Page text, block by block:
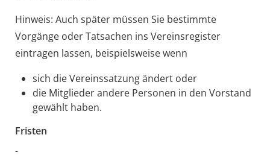
Hinweis: Auch später müssen Sie bestimmte
Vorgänge oder Tatsachen ins Vereinsregister
eintragen lassen, beispielsweise wenn
sich die Vereinssatzung ändert oder
die Mitglieder andere Personen in den Vorstand
gewählt haben.
Fristen
-